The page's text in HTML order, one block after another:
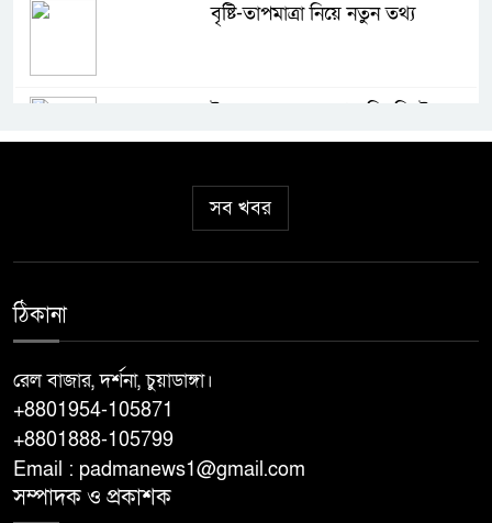
বৃষ্টি-তাপমাত্রা নিয়ে নতুন তথ্য
ইরানের সঙ্গে যুদ্ধ ‘খুব শিগগিরই’ শেষ
হবে: ট্রাম্প
সিলেটে দুই বাসের সংঘর্ষে নিহত ৯
বিতর্ক: ইনফান্তিনোর পাশে
সব খবর
ঠিকানা
রেল বাজার, দর্শনা, চুয়াডাঙ্গা।
+8801954-105871
+8801888-105799
Email : padmanews1@gmail.com
সম্পাদক ও প্রকাশক